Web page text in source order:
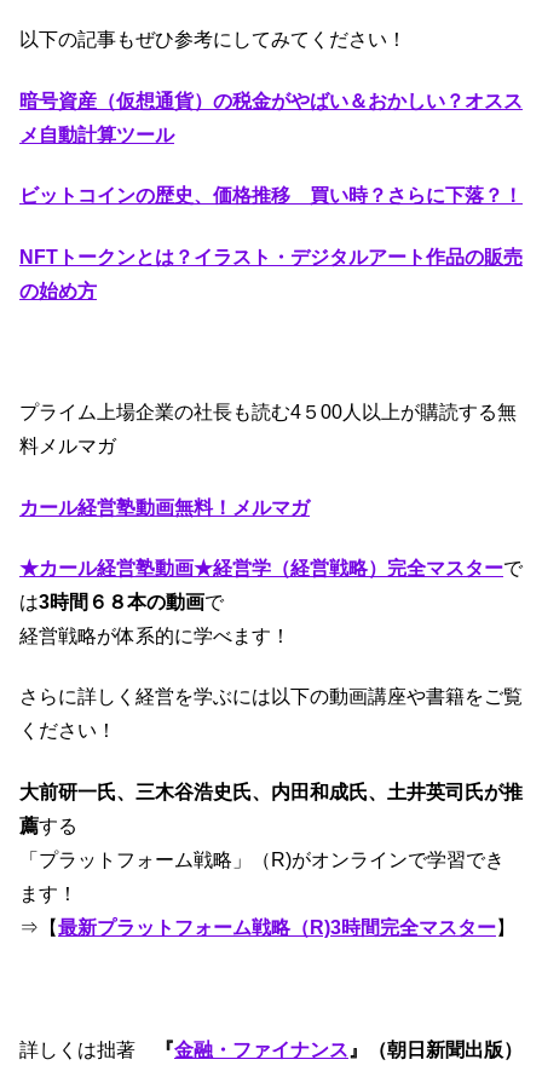
以下の記事もぜひ参考にしてみてください！
暗号資産（仮想通貨）の税金がやばい＆おかしい？オスス
メ自動計算ツール
ビットコインの歴史、価格推移 買い時？さらに下落？！
NFTトークンとは？イラスト・デジタルアート作品の販売
の始め方
プライム上場企業の社長も読む4５00人以上が購読する無
料メルマガ
カール経営塾動画無料！メルマガ
★カール経営塾動画★経営学（経営戦略）完全マスターで
は3時間６８本の動画で
経営戦略が体系的に学べます！
さらに詳しく経営を学ぶには以下の動画講座や書籍をご覧
ください！
大前研一氏、三木谷浩史氏、内田和成氏、土井英司氏が推
薦する
「プラットフォーム戦略」（R)がオンラインで学習でき
ます！
⇒【最新プラットフォーム戦略（R)3時間完全マスター】
詳しくは拙著 『金融・ファイナンス 』（朝日新聞出版）